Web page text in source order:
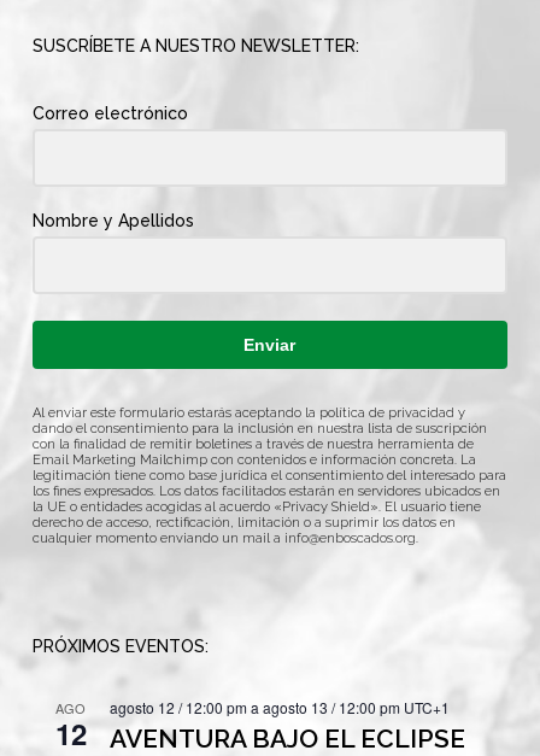
SUSCRÍBETE A NUESTRO NEWSLETTER:
Correo electrónico
Nombre y Apellidos
Enviar
Al enviar este formulario estarás aceptando la política de privacidad y
dando el consentimiento para la inclusión en nuestra lista de suscripción
con la finalidad de remitir boletines a través de nuestra herramienta de
Email Marketing Mailchimp con contenidos e información concreta. La
legitimación tiene como base jurídica el consentimiento del interesado para
los fines expresados. Los datos facilitados estarán en servidores ubicados en
la UE o entidades acogidas al acuerdo «Privacy Shield». El usuario tiene
derecho de acceso, rectificación, limitación o a suprimir los datos en
cualquier momento enviando un mail a info@enboscados.org.
PRÓXIMOS EVENTOS:
AGO
12
agosto 12 / 12:00 pma agosto 13 / 12:00 pm UTC+1
AVENTURA BAJO EL ECLIPSE